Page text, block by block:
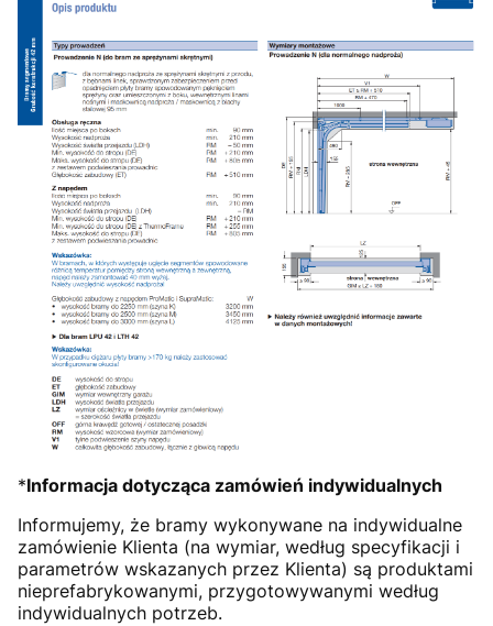
*Informacja dotycząca zamówień indywidualnych
Informujemy, że bramy wykonywane na indywidualne
zamówienie Klienta (na wymiar, według specyfikacji i
parametrów wskazanych przez Klienta) są produktami
nieprefabrykowanymi, przygotowywanymi według
indywidualnych potrzeb.